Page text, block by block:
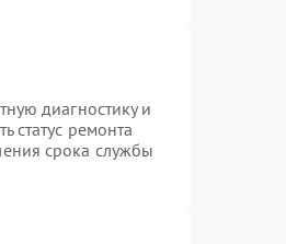
диагностику и
статус ремонта
срока службы